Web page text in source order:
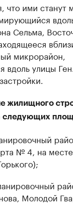
что ими станут
Сельма,
микрорайон,
улицы
жилищного
следующих
№ 4, на
Молодой